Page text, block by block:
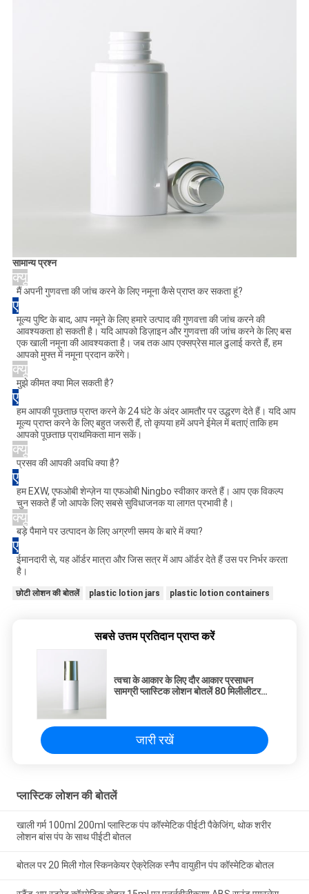
सामान्य प्रश्न
क्यू
मैं अपनी गुणवत्ता की जांच करने के लिए नमूना कैसे प्राप्त कर सकता हूं?
ए
मूल्य पुष्टि के बाद, आप नमूने के लिए हमारे उत्पाद की गुणवत्ता की जांच करने की
आवश्यकता हो सकती है। यदि आपको डिज़ाइन और गुणवत्ता की जांच करने के लिए बस
एक खाली नमूना की आवश्यकता है। जब तक आप एक्सप्रेस माल ढुलाई करते हैं, हम
आपको मुफ्त में नमूना प्रदान करेंगे।
क्यू
मुझे कीमत क्या मिल सकती है?
ए
हम आपकी पूछताछ प्राप्त करने के 24 घंटे के अंदर आमतौर पर उद्धरण देते हैं। यदि आप
मूल्य प्राप्त करने के लिए बहुत जरूरी हैं, तो कृपया हमें अपने ईमेल में बताएं ताकि हम
आपको पूछताछ प्राथमिकता मान सकें।
क्यू
प्रसव की आपकी अवधि क्या है?
ए
हम EXW, एफओबी शेन्ज़ेन या एफओबी Ningbo स्वीकार करते हैं। आप एक विकल्प
चुन सकते हैं जो आपके लिए सबसे सुविधाजनक या लागत प्रभावी है।
क्यू
बड़े पैमाने पर उत्पादन के लिए अग्रणी समय के बारे में क्या?
ए
ईमानदारी से, यह ऑर्डर मात्रा और जिस सत्र में आप ऑर्डर देते हैं उस पर निर्भर करता
है।
छोटी लोशन की बोतलें plastic lotion jars plastic lotion containers
सबसे उत्तम प्रतिदान प्राप्त करें
त्वचा के आकार के लिए दौर आकार प्रसाधन
सामग्री प्लास्टिक लोशन बोतलें 80 मिलीलीटर
जारी रखें
प्लास्टिक लोशन की बोतलें
खाली गर्म 100ml 200ml प्लास्टिक पंप कॉस्मेटिक पीईटी पैकेजिंग, थोक शरीर
लोशन बांस पंप के साथ पीईटी बोतल
बोतल पर 20 मिली गोल स्किनकेयर ऐक्रेलिक स्नैप वायुहीन पंप कॉस्मेटिक बोतल